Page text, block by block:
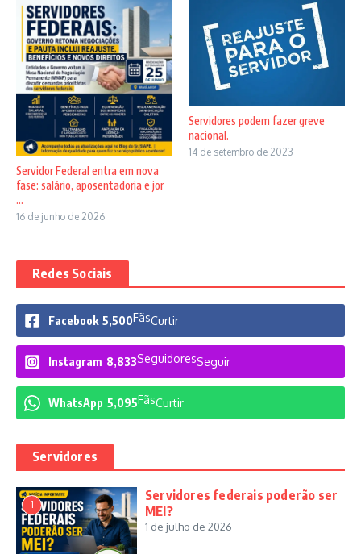
Servidor Federal entra em nova
fase: salário, aposentadoria e jor
...
16 de junho de 2026
Servidores podem fazer greve
nacional.
14 de setembro de 2023
Redes Sociais
Facebook 5,500FãsCurtir
Instagram 8,833SeguidoresSeguir
WhatsApp 5,095FãsCurtir
Servidores
1
Servidores federais poderão ser
MEI?
1 de julho de 2026